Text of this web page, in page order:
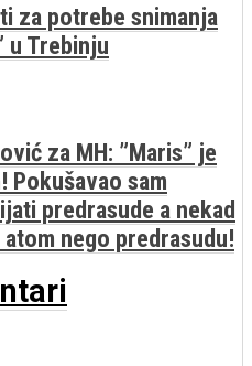
za potrebe snimanja
u Trebinju
za MH: ”Maris” je
Pokušavao sam
predrasude a nekad
nego predrasudu!